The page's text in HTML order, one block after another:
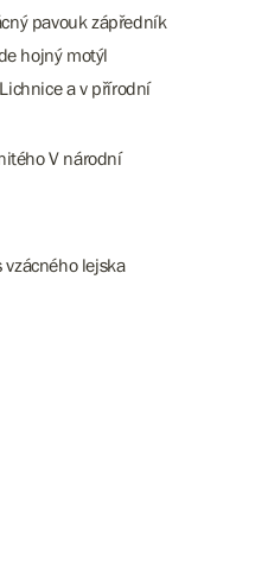
pavouk zápředník
hojný motýl
a v přírodní
V národní
vzácného lejska